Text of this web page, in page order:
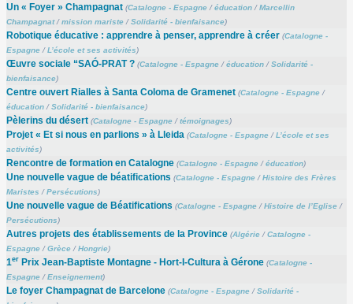
Un « Foyer » Champagnat (Catalogne - Espagne/éducation/Marcellin
Champagnat/mission mariste/Solidarité - bienfaisance)
Robotique éducative : apprendre à penser, apprendre à créer (Catalogne -
Espagne/L’école et ses activités)
Œuvre sociale “SAÓ-PRAT ? (Catalogne - Espagne/éducation/Solidarité -
bienfaisance)
Centre ouvert Rialles à Santa Coloma de Gramenet (Catalogne - Espagne/
éducation/Solidarité - bienfaisance)
Pèlerins du désert (Catalogne - Espagne/témoignages)
Projet « Et si nous en parlions » à Lleida (Catalogne - Espagne/L’école et ses
activités)
Rencontre de formation en Catalogne (Catalogne - Espagne/éducation)
Une nouvelle vague de béatifications (Catalogne - Espagne/Histoire des Frères
Maristes /Persécutions)
Une nouvelle vague de Béatifications (Catalogne - Espagne/Histoire de l’Eglise/
Persécutions)
Autres projets des établissements de la Province (Algérie/Catalogne -
Espagne/Grèce/Hongrie)
1erPrix Jean-Baptiste Montagne - Hort-I-Cultura à Gérone (Catalogne -
Espagne/Enseignement)
Le foyer Champagnat de Barcelone (Catalogne - Espagne/Solidarité -